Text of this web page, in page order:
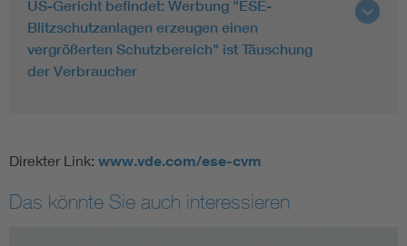
US-Gericht befindet: Werbung "ESE-
Blitzschutzanlagen erzeugen einen
vergrößerten Schutzbereich" ist Täuschung
der Verbraucher
Direkter Link: www.vde.com/ese-cvm
Das könnte Sie auch interessieren